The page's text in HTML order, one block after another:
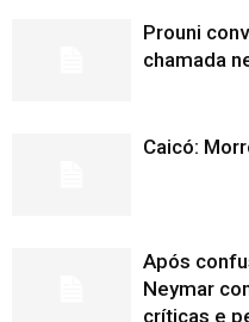
Prouni
chamada
Caicó:
Após
Neymar
críticas e